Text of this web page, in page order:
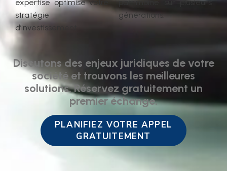
expertise optimise votre
stratégie
d’investissement.
patrimoine sur plusieurs
générations.
Discutons des enjeux juridiques de votre
société et trouvons les meilleures
solutions. Réservez gratuitement un
premier échange.
PLANIFIEZ VOTRE APPEL
GRATUITEMENT